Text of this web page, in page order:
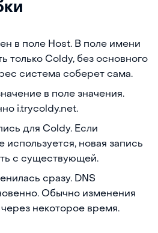
в поле Host. В поле имени
только Coldy, без основного
система соберет сама.
в поле значения.
i.trycoldy.net.
для Coldy. Если
новая запись
с существующей.
сразу. DNS
Обычно изменения
некоторое время.